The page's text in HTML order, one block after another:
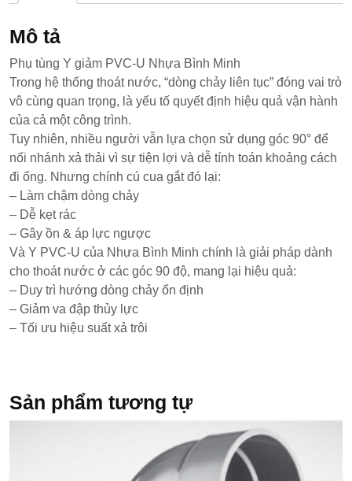
Mô tả
Phụ tùng Y giảm PVC-U Nhựa Bình Minh
Trong hệ thống thoát nước, “dòng chảy liên tục” đóng vai trò
vô cùng quan trọng, là yếu tố quyết định hiệu quả vận hành
của cả một công trình.
Tuy nhiên, nhiều người vẫn lựa chọn sử dụng góc 90° để
nối nhánh xả thải vì sự tiện lợi và dễ tính toán khoảng cách
đi ống. Nhưng chính cú cua gắt đó lại:
– Làm chậm dòng chảy
– Dễ kẹt rác
– Gây ồn & áp lực ngược
Và Y PVC-U của Nhựa Bình Minh chính là giải pháp dành
cho thoát nước ở các góc 90 độ, mang lại hiệu quả:
– Duy trì hướng dòng chảy ổn định
– Giảm va đập thủy lực
– Tối ưu hiệu suất xả trôi
Sản phẩm tương tự